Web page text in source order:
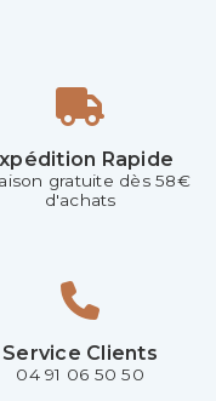
Rapide
gratuite dès 58€
d'achats
Service Clients
04 91 06 50 50